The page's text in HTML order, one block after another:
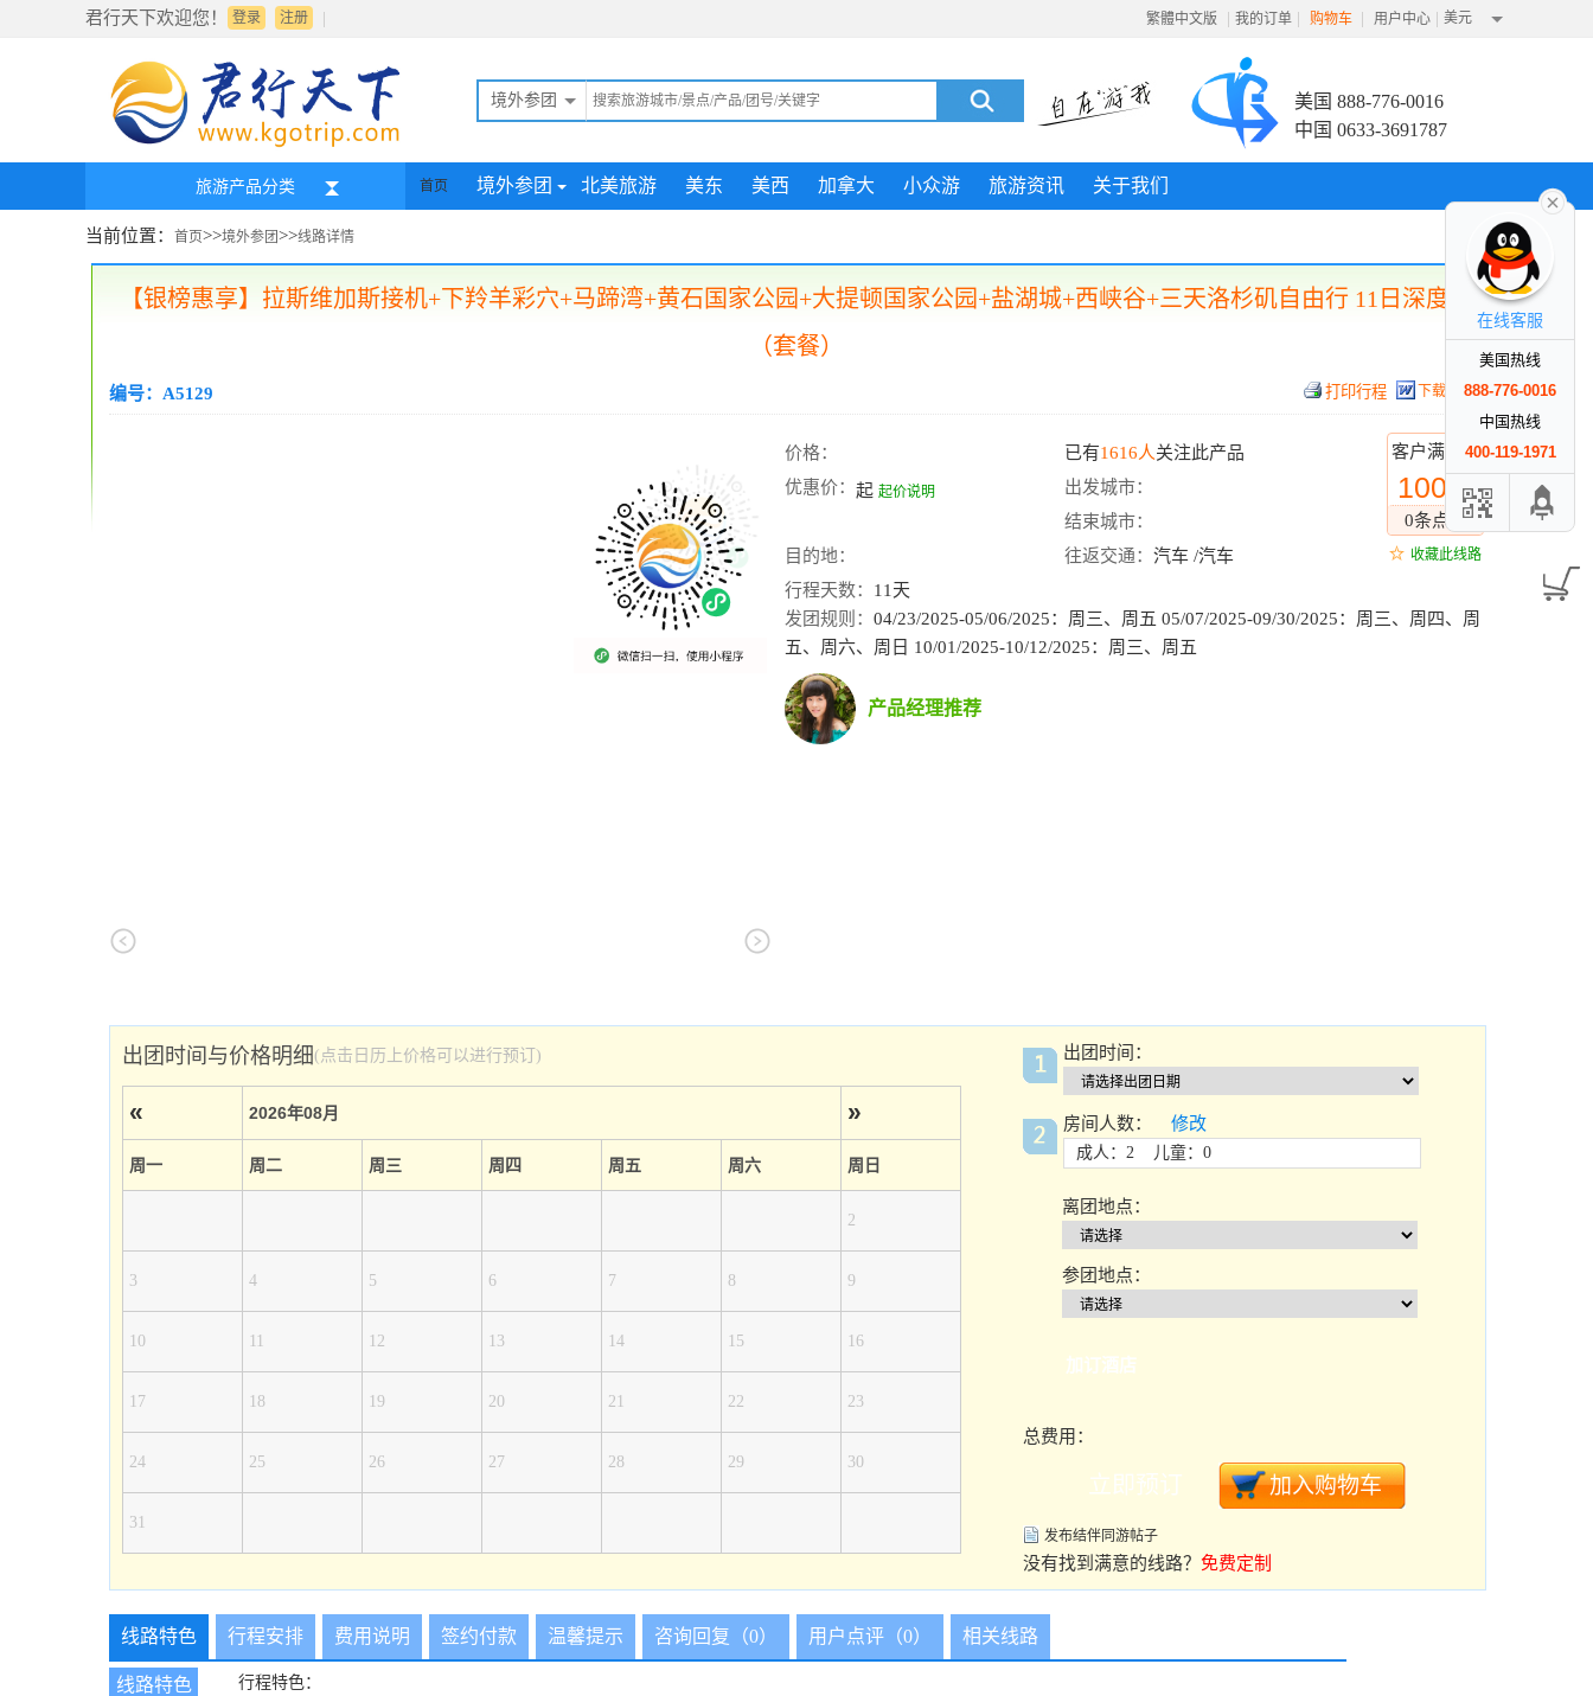
君行天下欢迎您！ 登录 |
注册 繁體中文版 | 我的订单 | 购物车 | 用户中心 | 美元
境外参团
美国 888-776-0016
中国 0633-3691787
旅游产品分类 首页 境外参团 北美旅游 美东 美西 加拿大 小众游 旅游资讯 关于我们
当前位置： 首页>>境外参团>>线路详情
【银榜惠享】拉斯维加斯接机+下羚羊彩穴+马蹄湾+黄石国家公园+大提顿国家公园+盐湖城+西峡谷+三天洛杉矶自由行 11日深度游
（套餐）
编号：A5129 下载行程
客户满意度
100%
0条点评
收藏此线路
价格： 已有1616人关注此产品
优惠价： 起 起价说明
出发城市：
结束城市：
目的地：
往返交通： 汽车 /汽车
行程天数： 11天
发团规则： 04/23/2025-05/06/2025：周三、周五 05/07/2025-09/30/2025：周三、周四、周
五、周六、周日 10/01/2025-10/12/2025：周三、周五
产品经理推荐
出团时间与价格明细(点击日历上价格可以进行预订)
« 2026年08月 »
周一 周二 周三 周四 周五 周六 周日
2
3 4 5 6 7 8 9
10 11 12 13 14 15 16
17 18 19 20 21 22 23
24 25 26 27 28 29 30
31
出团时间：
房间人数： 修改
成人：2 儿童：0
离团地点：
参团地点：
加订酒店
总费用：
发布结伴同游帖子
没有找到满意的线路？ 免费定制
线路特色 行程安排 费用说明 签约付款 温馨提示 咨询回复（0） 用户点评（0） 相关线路
线路特色
行程特色：
在线客服
美国热线
888-776-0016
中国热线
400-119-1971